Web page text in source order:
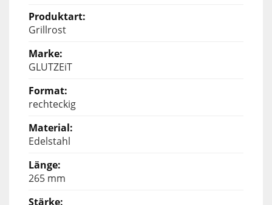
Grillrost
GLUTZEiT
rechteckig
Edelstahl
265 mm